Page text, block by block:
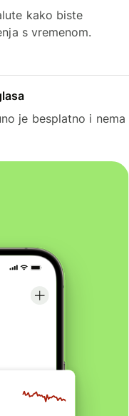
kako biste
s vremenom.
je besplatno i nema